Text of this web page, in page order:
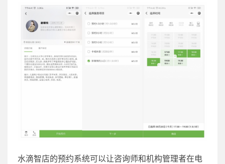
水滴智店的预约系统可以让咨询师和机构管理者在电